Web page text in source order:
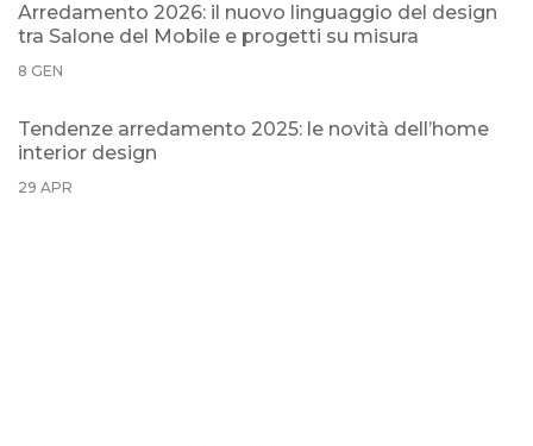
Arredamento 2026: il nuovo linguaggio del design
tra Salone del Mobile e progetti su misura
8 GEN
Tendenze arredamento 2025: le novità dell’home
interior design
29 APR